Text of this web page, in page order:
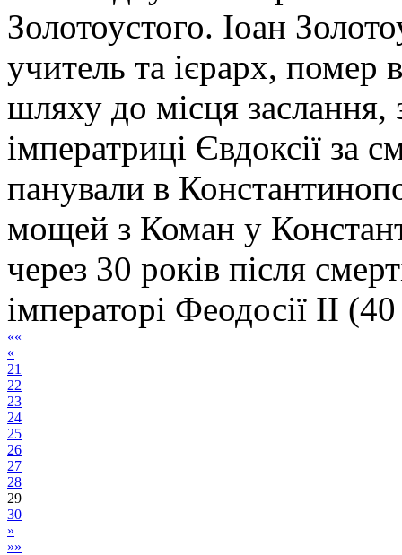
Золотоустого. Іоан
учитель та ієрарх, помер
шляху до місця заслання,
імператриці Євдоксії за
панували в
мощей з Коман у
через 30 років після
імператорі Феодосії II (40
««
«
21
22
23
24
25
26
27
28
29
30
»
»»